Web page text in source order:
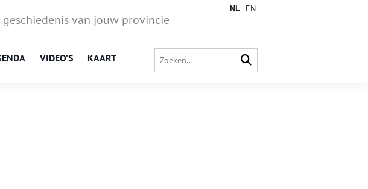
geschiedenis van jouw provincie
VIDEO’S KAART
NL EN